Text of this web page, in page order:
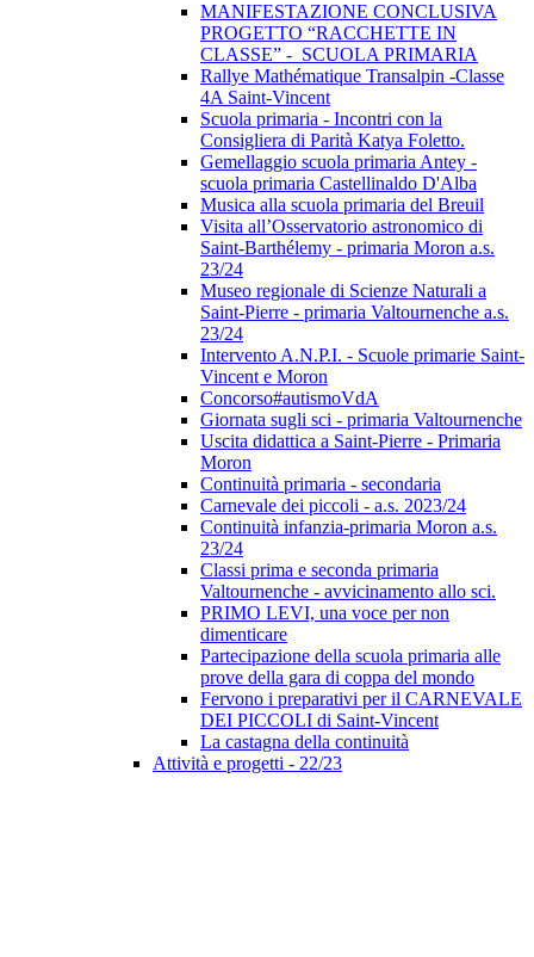
MANIFESTAZIONE CONCLUSIVA
PROGETTO “RACCHETTE IN
CLASSE” - SCUOLA PRIMARIA
Rallye Mathématique Transalpin -Classe
4A Saint-Vincent
Scuola primaria - Incontri con la
Consigliera di Parità Katya Foletto.
Gemellaggio scuola primaria Antey -
scuola primaria Castellinaldo D'Alba
Musica alla scuola primaria del Breuil
Visita all’Osservatorio astronomico di
Saint-Barthélemy - primaria Moron a.s.
23/24
Museo regionale di Scienze Naturali a
Saint-Pierre - primaria Valtournenche a.s.
23/24
Intervento A.N.P.I. - Scuole primarie Saint-
Vincent e Moron
Concorso#autismoVdA
Giornata sugli sci - primaria Valtournenche
Uscita didattica a Saint-Pierre - Primaria
Moron
Continuità primaria - secondaria
Carnevale dei piccoli - a.s. 2023/24
Continuità infanzia-primaria Moron a.s.
23/24
Classi prima e seconda primaria
Valtournenche - avvicinamento allo sci.
PRIMO LEVI, una voce per non
dimenticare
Partecipazione della scuola primaria alle
prove della gara di coppa del mondo
Fervono i preparativi per il CARNEVALE
DEI PICCOLI di Saint-Vincent
La castagna della continuità
Attività e progetti - 22/23